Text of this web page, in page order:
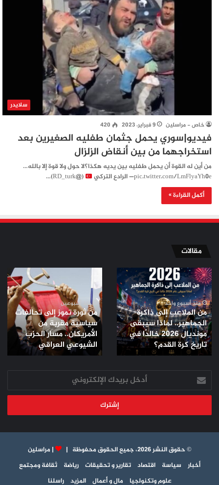
سلايدر
خاص - مراسلين 9 فبراير، 2023 420
فيديو|سوري يحمل جثمان طفليه الصغيرين بعد
استخراجهما من بين أنقاض الزلزال
من أين له القوة أن يحمل طفليه بين يديه هكذا؟لا حول ولا قوة إلا بالله…
pic.twitter.com/LmFlyaYh0e— الرادع التركي
(@RD_turk)…
أكمل القراءة »
مقالات
من
الملاعب
إلى
ذاكرة
الجماهير..
لماذا
سيبقى
مونديال
2026
في
تاريخ
كرة
منذ أسبوع واحد
من الملاعب إلى ذاكرة
الجماهير.. لماذا سيبقى
مونديال 2026 خالدًا في
تاريخ كرة القدم؟
ثورة
تموز
إلى
تحالفات
سياسية
مقربة
من
الأمريكان..
الحزب
الشيوعي
العراقي
منذ أسبوعين
من ثورة تموز إلى تحالفات
سياسية مقربة من
الأمريكان.. مسار الحزب
الشيوعي العراقي
أدخل
بريدك
الإلكتروني
© حقوق النشر 2026، جميع الحقوق محفوظة | |مراسلين
أخبار
سياسة اقتصاد تقارير و تحقيقات رياضة
ثقافة ومجتمع
علوم وتكنولجيا
مال و أعمال المزيد راسلنا